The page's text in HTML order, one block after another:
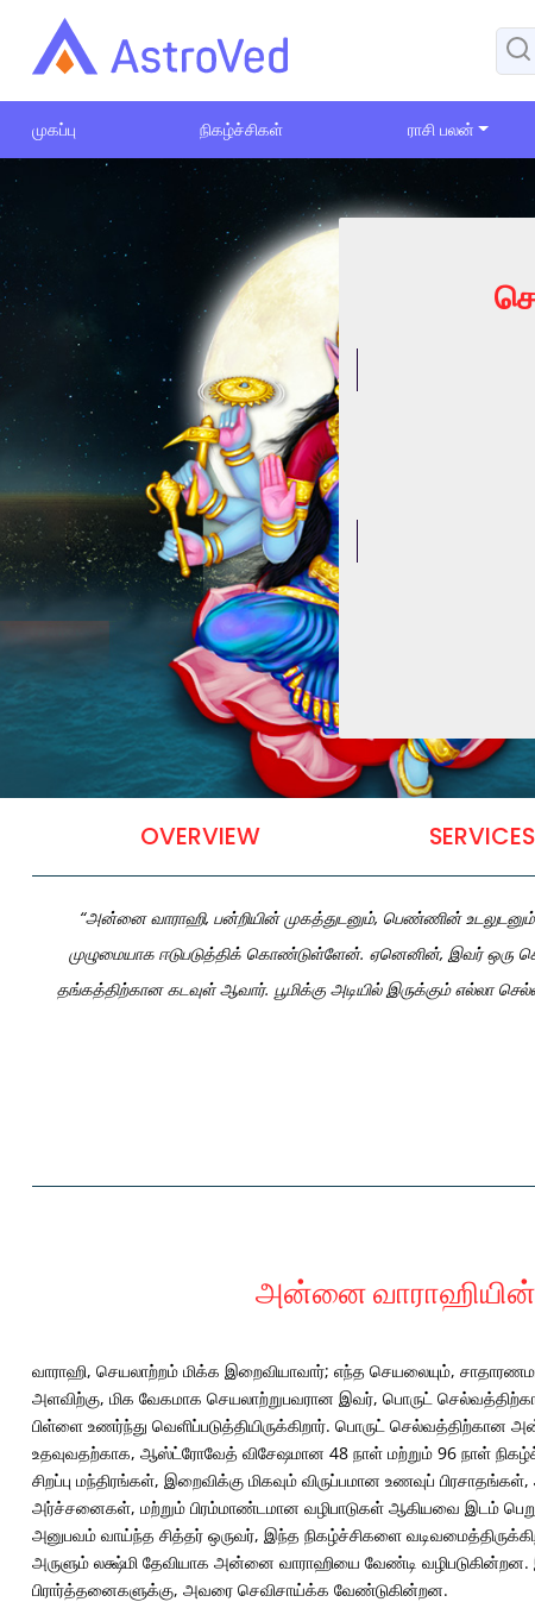
முகப்பு நிகழ்ச்சிகள் ராசி பலன்
OVERVIEW
“அன்னை வாராஹி, பன்றியின் முகத்துடனும், பெண்ணின் உடலுடனும்
முழுமையாக ஈடுபடுத்திக் கொண்டுள்ளேன். ஏனெனின், இவர் ஒரு
தங்கத்திற்கான கடவுள் ஆவார். பூமிக்கு அடியில் இருக்கும் எல்லா
அன்னை வாராஹியின்
வாராஹி, செயலாற்றம் மிக்க இறைவியாவார்; எந்த செயலையும்,
அளவிற்கு, மிக வேகமாக செயலாற்றுபவரான இவர், பொருட்
பிள்ளை உணர்ந்து வெளிப்படுத்தியிருக்கிறார். பொருட்
உதவுவதற்காக, ஆஸ்ட்ரோவேத் விசேஷமான 48 நாள் மற்றும் 96 நாள்
சிறப்பு மந்திரங்கள், இறைவிக்கு மிகவும் விருப்பமான உணவுப்
அர்ச்சனைகள், மற்றும் பிரம்மாண்டமான வழிபாடுகள் ஆகியவை இடம்
அனுபவம் வாய்ந்த சித்தர் ஒருவர், இந்த நிகழ்ச்சிகளை
அருளும் லக்ஷ்மி தேவியாக அன்னை வாராஹியை வேண்டி
பிரார்த்தனைகளுக்கு, அவரை செவிசாய்க்க வேண்டுகின்றன.